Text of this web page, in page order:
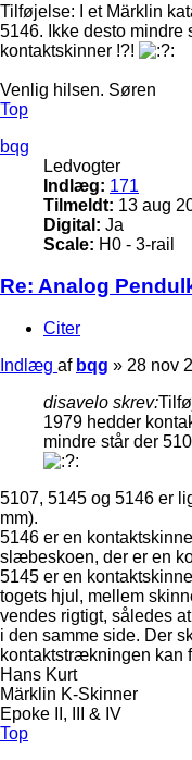
Tilføjelse: I et Märklin
5146. Ikke desto
kontaktskinner !?!
Venlig hilsen. Søren
Top
bqg
Ledvogter
Indlæg: 171
Tilmeldt: 13 aug
Digital: Ja
Scale: H0 - 3-rail
Re: Analog
Citer
Indlæg af bqg » 28 nov
disavelo skrev:
1979 hedder
mindre står der
5107, 5145 og 5146 er
mm).
5146 er en
slæbeskoen, der er en
5145 er en
togets hjul, mellem
vendes rigtigt, således
i den samme side. Der
kontaktstrækningen kan
Hans Kurt
Märklin K-Skinner
Epoke II, III & IV
Top